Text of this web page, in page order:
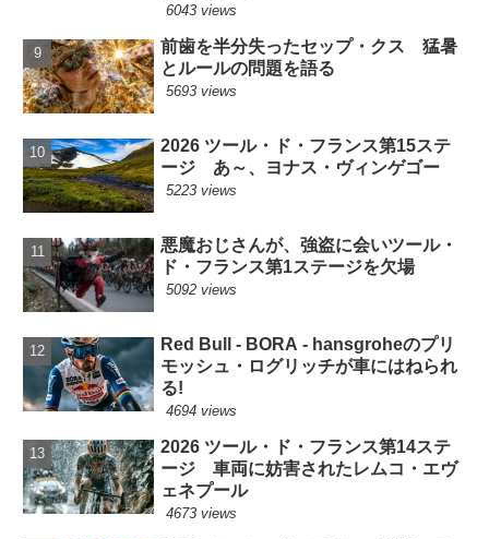
6043 views
前歯を半分失ったセップ・クス 猛暑
とルールの問題を語る
5693 views
2026 ツール・ド・フランス第15ステ
ージ あ～、ヨナス・ヴィンゲゴー
5223 views
悪魔おじさんが、強盗に会いツール・
ド・フランス第1ステージを欠場
5092 views
Red Bull - BORA - hansgroheのプリ
モッシュ・ログリッチが車にはねられ
る!
4694 views
2026 ツール・ド・フランス第14ステ
ージ 車両に妨害されたレムコ・エヴ
ェネプール
4673 views